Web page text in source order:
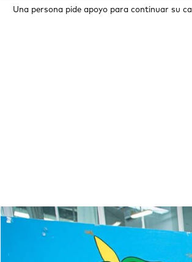
Una persona pide apoyo para continuar su